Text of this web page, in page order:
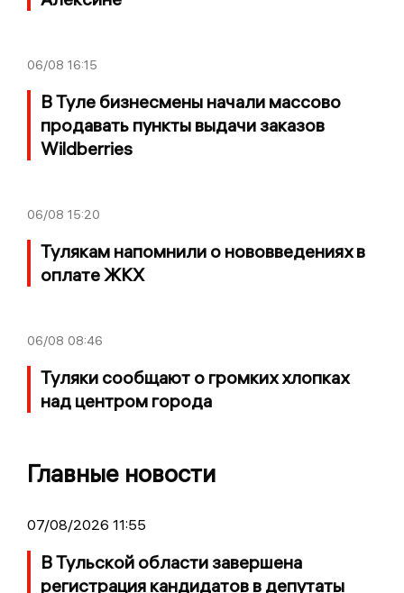
06/08 16:15
В Туле бизнесмены начали массово
продавать пункты выдачи заказов
Wildberries
06/08 15:20
Тулякам напомнили о нововведениях в
оплате ЖКХ
06/08 08:46
Туляки сообщают о громких хлопках
над центром города
Главные новости
07/08/2026 11:55
В Тульской области завершена
регистрация кандидатов в депутаты